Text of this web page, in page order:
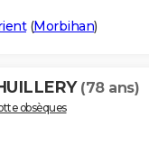
(Morbihan)
(78 ans)
obsèques